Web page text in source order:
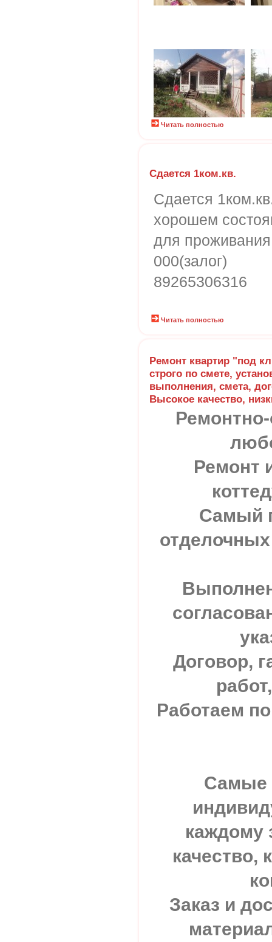
Читать полностью
Сдается 1ком.кв.
Сдается
хорошем
для
000(залог)
89265306316
Читать полностью
Ремонт квартир "под
строго по смете,
выполнения, смета,
Высокое качество,
Ремонт
Самый
Договор,
Работаем
Самые
каждому
качество,
Заказ и